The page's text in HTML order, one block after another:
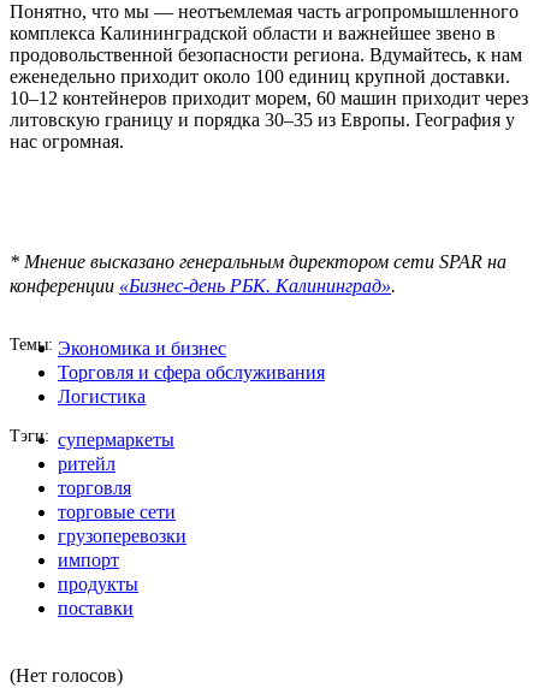
Понятно, что мы — неотъемлемая часть агропромышленного
комплекса Калининградской области и важнейшее звено в
продовольственной безопасности региона. Вдумайтесь, к нам
еженедельно приходит около 100 единиц крупной доставки.
10–12 контейнеров приходит морем, 60 машин приходит через
литовскую границу и порядка 30–35 из Европы. География у
нас огромная.
* Мнение высказано генеральным директором сети SPAR на
конференции «Бизнес-день РБК. Калининград».
Темы Экономика и бизнес
Торговля и сфера обслуживания
Логистика
Тэги
супермаркеты
ритейл
торговля
торговые сети
грузоперевозки
импорт
продукты
поставки
(Нет голосов)